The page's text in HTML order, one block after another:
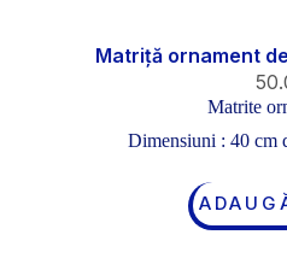
Matriță ornament
Matrite
Dimensiuni : 40 cm